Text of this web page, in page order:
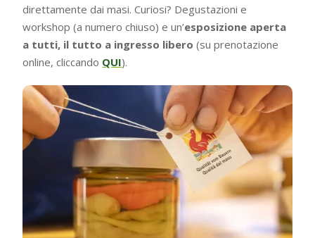
direttamente dai masi. Curiosi? Degustazioni e
workshop (a numero chiuso) e un’esposizione aperta
a tutti, il tutto a ingresso libero (su prenotazione
online, cliccando QUI).